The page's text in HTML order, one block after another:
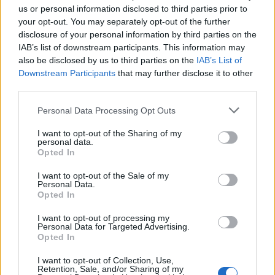
us or personal information disclosed to third parties prior to
your opt-out. You may separately opt-out of the further
disclosure of your personal information by third parties on the
IAB’s list of downstream participants. This information may
also be disclosed by us to third parties on the IAB’s List of
Downstream Participants that may further disclose it to other
Personal Data Processing Opt Outs
I want to opt-out of the Sharing of my
personal data.
Opted In
I want to opt-out of the Sale of my
Personal Data.
Opted In
I want to opt-out of processing my
Personal Data for Targeted Advertising.
Opted In
I want to opt-out of Collection, Use,
Retention, Sale, and/or Sharing of my
campionato a pari merito con il Parma; 63 punti,
69 gol fatti e 34 subiti. Negli anni a venire, un
piazzamento simile, sarebbe valso la
Champions.
siamo arrivati in zona gol, si è faticato e abbiamo
costruito tutte le occasioni a un metro dalla
porta. Però sul 5 0 ci siamo distratti, è umano ma
Lazio-Fiorentina 8-2
, giocata il 5 marzo
del 1995, riportate dal Corriere della Sera).
Io non l' ho mai scoperta, la mafia.
Prima dovrei sapere qual è la definizione, poi